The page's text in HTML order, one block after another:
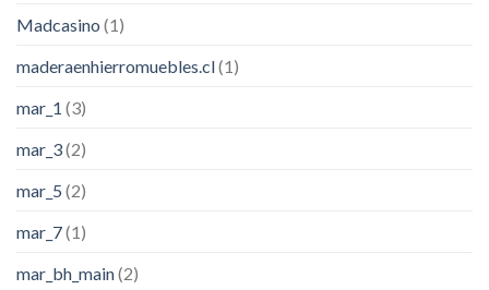
Madcasino (1)
maderaenhierromuebles.cl(1)
mar_1 (3)
mar_3(2)
mar_5 (2)
mar_7(1)
mar_bh_main(2)